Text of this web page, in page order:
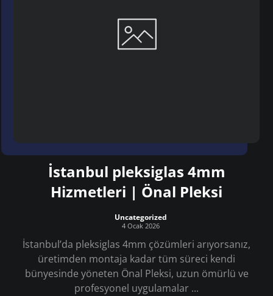
İstanbul pleksiglas 4mm
Hizmetleri | Önal Pleksi
Uncategorized
4 Ocak 2026
İstanbul’da pleksiglas 4mm çözümleri arıyorsanız,
üretimden montaja kadar tüm süreci kendi
bünyesinde yöneten Önal Pleksi, uzun ömürlü ve
profesyonel uygulamalar ...